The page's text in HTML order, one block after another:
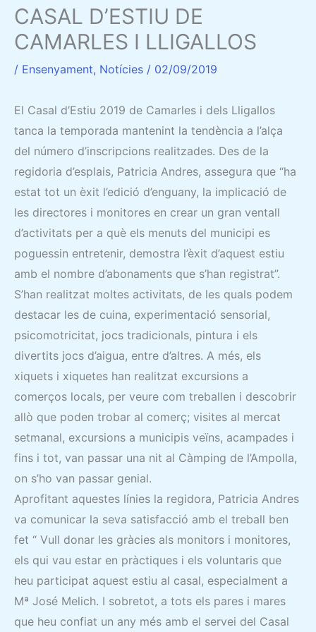
CASAL D’ESTIU DE
CAMARLES I LLIGALLOS
/ Ensenyament, Notícies / 02/09/2019
El Casal d’Estiu 2019 de Camarles i dels Lligallos
tanca la temporada mantenint la tendència a l’alça
del número d’inscripcions realitzades. Des de la
regidoria d’esplais, Patricia Andres, assegura que “ha
estat tot un èxit l’edició d’enguany, la implicació de
les directores i monitores en crear un gran ventall
d’activitats per a què els menuts del municipi es
poguessin entretenir, demostra l’èxit d’aquest estiu
amb el nombre d’abonaments que s’han registrat”.
S’han realitzat moltes activitats, de les quals podem
destacar les de cuina, experimentació sensorial,
psicomotricitat, jocs tradicionals, pintura i els
divertits jocs d’aigua, entre d’altres. A més, els
xiquets i xiquetes han realitzat excursions a
comerços locals, per veure com treballen i descobrir
allò que poden trobar al comerç; visites al mercat
setmanal, excursions a municipis veïns, acampades i
fins i tot, van passar una nit al Càmping de l’Ampolla,
on s’ho van passar genial.
Aprofitant aquestes línies la regidora, Patricia Andres
va comunicar la seva satisfacció amb el treball ben
fet “ Vull donar les gràcies als monitors i monitores,
els qui vau estar en pràctiques i els voluntaris que
heu participat aquest estiu al casal, especialment a
Mª José Melich. I sobretot, a tots els pares i mares
que heu confiat un any més amb el servei del Casal